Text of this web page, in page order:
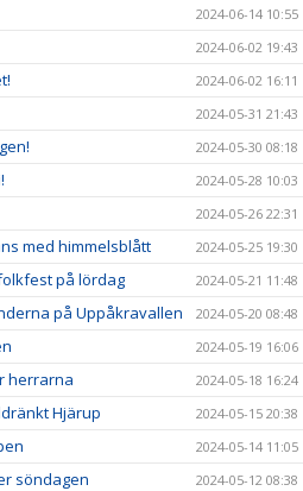
2024-06-14 10:55
2024-06-02 19:43
2024-06-02 16:11
2024-05-31 21:43
2024-05-30 08:18
2024-05-28 10:03
2024-05-26 22:31
med himmelsblått 2024-05-25 19:30
på lördag 2024-05-21 11:48
på Uppåkravallen 2024-05-20 08:48
2024-05-19 16:06
herrarna 2024-05-18 16:24
Hjärup 2024-05-15 20:38
2024-05-14 11:05
söndagen 2024-05-12 08:38